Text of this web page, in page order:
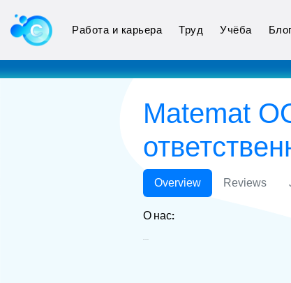
Работа и карьера Труд Учёба Блог
Matemat
Overview Reviews
О нас: